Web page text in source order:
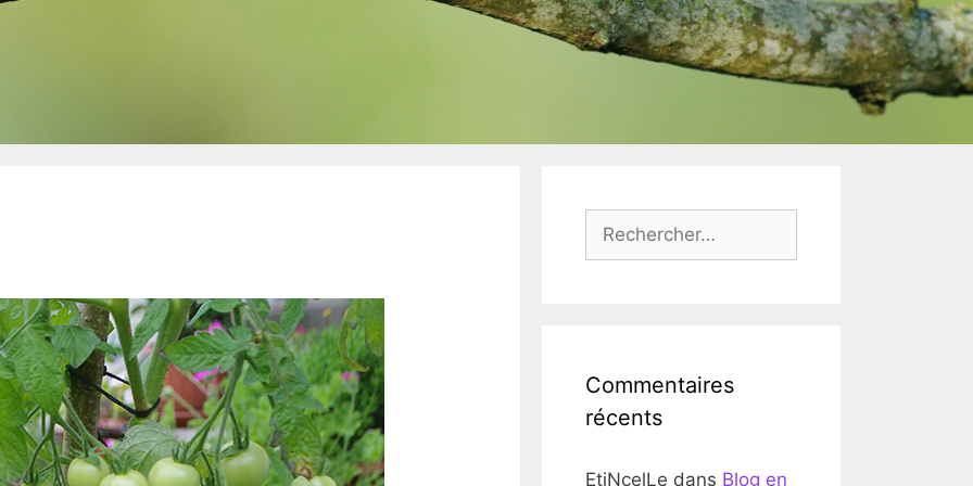
Commentaires
récents
EtiNcelLe dans Blog en